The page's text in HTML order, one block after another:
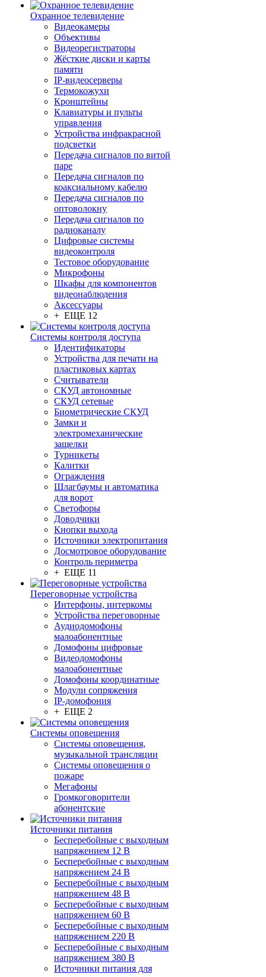
Охранное телевидение
Видеокамеры
Объективы
Видеорегистраторы
Жёсткие диски и карты
памяти
IP-видеосерверы
Термокожухи
Кронштейны
Клавиатуры и пульты
управления
Устройства инфракрасной
подсветки
Передача сигналов по витой
паре
Передача сигналов по
коаксиальному кабелю
Передача сигналов по
оптоволокну
Передача сигналов по
радиоканалу
Цифровые системы
видеоконтроля
Тестовое оборудование
Микрофоны
Шкафы для компонентов
видеонаблюдения
Аксессуары
+ ЕЩЕ 12
Системы контроля доступа
Идентификаторы
Устройства для печати на
пластиковых картах
Считыватели
СКУД автономные
СКУД сетевые
Биометрические СКУД
Замки и
электромеханические
защелки
Турникеты
Калитки
Ограждения
Шлагбаумы и автоматика
для ворот
Светофоры
Доводчики
Кнопки выхода
Источники электропитания
Досмотровое оборудование
Контроль периметра
+ ЕЩЕ 11
Переговорные устройства
Интерфоны, интеркомы
Устройства переговорные
Аудиодомофоны
малоабонентные
Домофоны цифровые
Видеодомофоны
малоабонентные
Домофоны координатные
Модули сопряжения
IP-домофония
+ ЕЩЕ 2
Системы оповещения
Системы оповещения,
музыкальной трансляции
Системы оповещения о
пожаре
Мегафоны
Громкоговорители
абонентские
Источники питания
Бесперебойные с выходным
напряжением 12 В
Бесперебойные с выходным
напряжением 24 В
Бесперебойные с выходным
напряжением 48 В
Бесперебойные с выходным
напряжением 60 В
Бесперебойные с выходным
напряжением 220 В
Бесперебойные с выходным
напряжением 380 В
Источники питания для